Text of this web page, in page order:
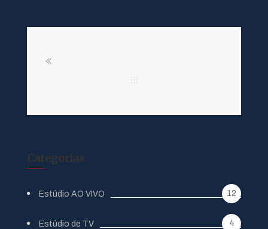
Categorias
Estúdio AO VIVO 12
Estúdio de TV 4